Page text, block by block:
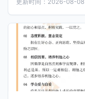
更新时间：2026-08-